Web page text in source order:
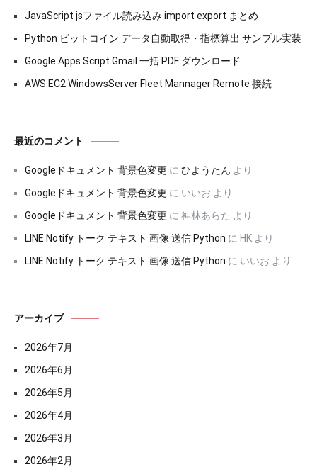
JavaScript jsファイル読み込み import export まとめ
Python ビットコイン データ自動取得・指標算出 サンプル実装
Google Apps Script Gmail 一括 PDF ダウンロード
AWS EC2 WindowsServer Fleet Mannager Remote 接続
最近のコメント
Googleドキュメント 背景色変更 に ひようたん より
Googleドキュメント 背景色変更 に いいお より
Googleドキュメント 背景色変更 に 神林あらた より
LINE Notify トーク テキスト 画像 送信 Python に HK より
LINE Notify トーク テキスト 画像 送信 Python に いいお より
アーカイブ
2026年7月
2026年6月
2026年5月
2026年4月
2026年3月
2026年2月